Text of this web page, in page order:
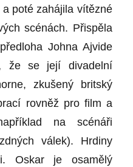
poté zahájila vítězné
scénách. Přispěla
Johna Ajvide
že se její divadelní
zkušený britský
rovněž pro film a
na scénáři
válek). Hrdiny
Oskar je osamělý